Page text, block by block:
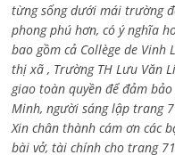
từng sống dưới mái trường
phong phú hơn, có ý nghĩa
bao gồm cả Collège de Vinh
thị xã , Trường TH Lưu Văn
giao toàn quyền để đảm
Minh, người sáng lập trang
Xin chân thành cám ơn các
bài vở, tài chính cho trang